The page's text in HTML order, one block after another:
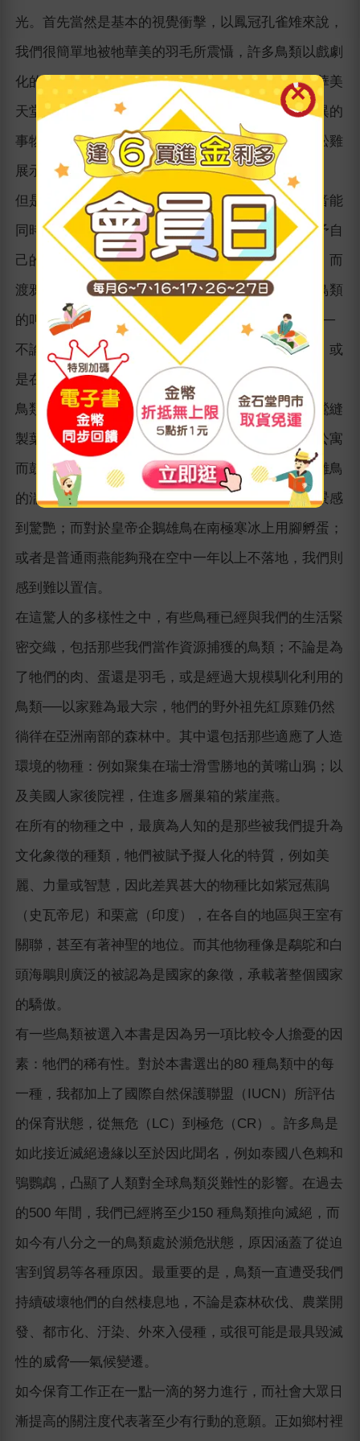
光。首先當然是基本的視覺衝擊，以鳳冠孔雀雉來說，
我們很簡單地被牠華美的羽毛所震懾，許多鳥類以戲劇
化的方式展現牠們的華麗裝飾：安地斯動冠傘鳥與華美
天堂鳥在這方面確實當仁不讓。而且我們很常被怪異的
事物吸引，就像被美麗的事物吸引一樣：例如艾草松雞
展示的充氣囊或劍喙蜂鳥那長槍般荒謬的鳥喙。
但是視覺效果並不是鳥類唯一的魅力，牠們還有聲音能
同時刺激我們的聽覺和想像力，促使我們為聲音賦予自
己的意義。普通夜鶯的複雜旋律充滿了抒情的浪漫，而
渡鴉嘶啞的嘎嘎聲則讓人聯想到死亡。沒有什麼像鳥類
的叫聲一樣，能夠如此生動地喚起關於某地的記憶──
不論是普通潛鳥顫抖的嚎哭聲所體現的加拿大荒野，或
是在笑翠鳥狂笑聲中呼喚的塵土飛揚的澳洲內陸。
鳥類非比尋常的行為同樣地啟發我們。我們為縫葉鶯縫
製葉子搖籃的技巧或是群居織巢鳥集體建造乾草堆公寓
而鼓掌；我們對在泡沫飛濺的安地斯大瀑布中撫育雛鳥
的湍鴨或黑喉嚮蜜鴷引導蜂蜜採集者找到蜂巢的情景感
到驚艷；而對於皇帝企鵝雄鳥在南極寒冰上用腳孵蛋；
或者是普通雨燕能夠飛在空中一年以上不落地，我們則
感到難以置信。
在這驚人的多樣性之中，有些鳥種已經與我們的生活緊
密交織，包括那些我們當作資源捕獲的鳥類；不論是為
了牠們的肉、蛋還是羽毛，或是經過大規模馴化利用的
鳥類──以家雞為最大宗，牠們的野外祖先紅原雞仍然
徜徉在亞洲南部的森林中。其中還包括那些適應了人造
環境的物種：例如聚集在瑞士滑雪勝地的黃嘴山鴉；以
及美國人家後院裡，住進多層巢箱的紫崖燕。
在所有的物種之中，最廣為人知的是那些被我們提升為
文化象徵的種類，牠們被賦予擬人化的特質，例如美
麗、力量或智慧，因此差異甚大的物種比如紫冠蕉鵑
（史瓦帝尼）和栗鳶（印度），在各自的地區與王室有
關聯，甚至有著神聖的地位。而其他物種像是鷸鴕和白
頭海鵰則廣泛的被認為是國家的象徵，承載著整個國家
的驕傲。
有一些鳥類被選入本書是因為另一項比較令人擔憂的因
素：牠們的稀有性。對於本書選出的80 種鳥類中的每
一種，我都加上了國際自然保護聯盟（IUCN）所評估
的保育狀態，從無危（LC）到極危（CR）。許多鳥是
如此接近滅絕邊緣以至於因此聞名，例如泰國八色鶇和
鴞鸚鵡，凸顯了人類對全球鳥類災難性的影響。在過去
的500 年間，我們已經將至少150 種鳥類推向滅絕，而
如今有八分之一的鳥類處於瀕危狀態，原因涵蓋了從迫
害到貿易等各種原因。最重要的是，鳥類一直遭受我們
持續破壞牠們的自然棲息地，不論是森林砍伐、農業開
發、都市化、汙染、外來入侵種，或很可能是最具毀滅
性的威脅──氣候變遷。
如今保育工作正在一點一滴的努力進行，而社會大眾日
漸提高的關注度代表著至少有行動的意願。正如鄉村裡